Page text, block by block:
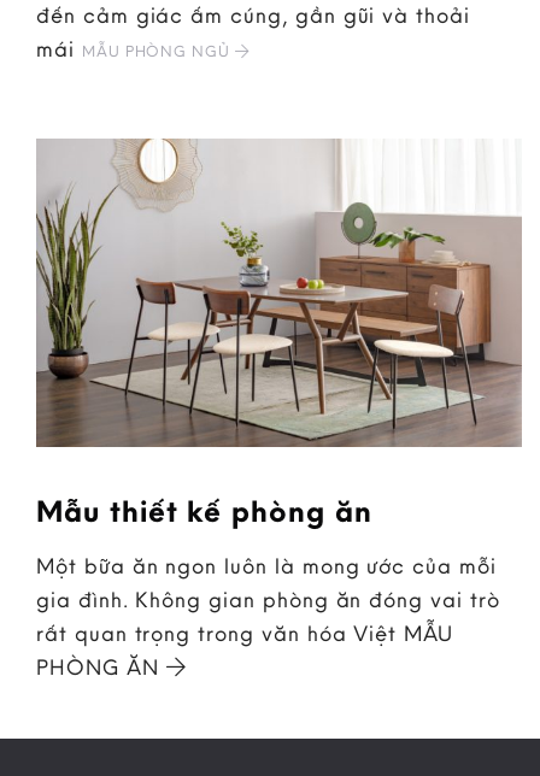
đến cảm giác ấm cúng, gần gũi và thoải
mái MẪU PHÒNG NGỦ
Mẫu thiết kế phòng ăn
Một bữa ăn ngon luôn là mong ước của mỗi
gia đình. Không gian phòng ăn đóng vai trò
rất quan trọng trong văn hóa Việt MẪU
PHÒNG ĂN